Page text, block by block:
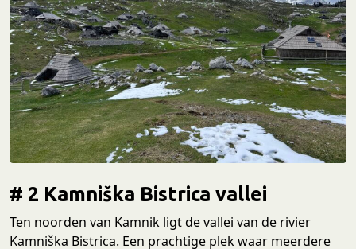
# 2 Kamniška Bistrica vallei
Ten noorden van Kamnik ligt de vallei van de rivier
Kamniška Bistrica. Een prachtige plek waar meerdere